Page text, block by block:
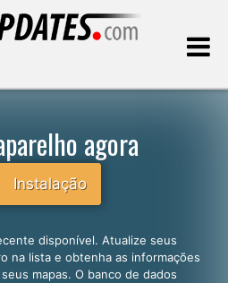
agora
Instalação
disponível. Atualize seus
na lista e obtenha as informações
mapas. O banco de dados